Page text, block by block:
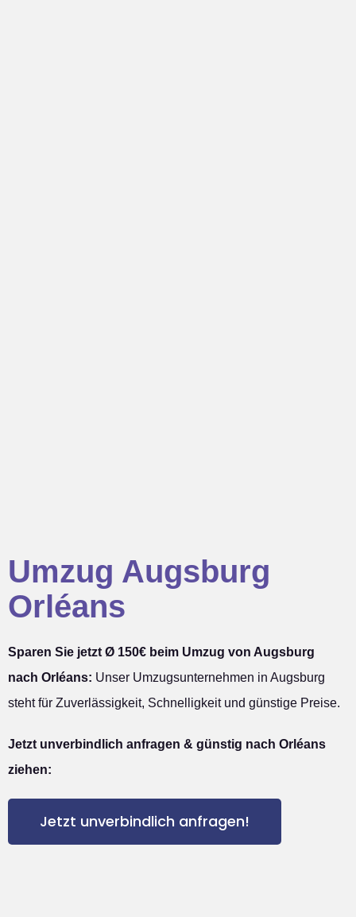
Umzug Augsburg
Orléans
Sparen Sie jetzt Ø 150€ beim Umzug von Augsburg
nach Orléans: Unser Umzugsunternehmen in Augsburg
steht für Zuverlässigkeit, Schnelligkeit und günstige Preise.
Jetzt unverbindlich anfragen & günstig nach Orléans
ziehen:
Jetzt unverbindlich anfragen!